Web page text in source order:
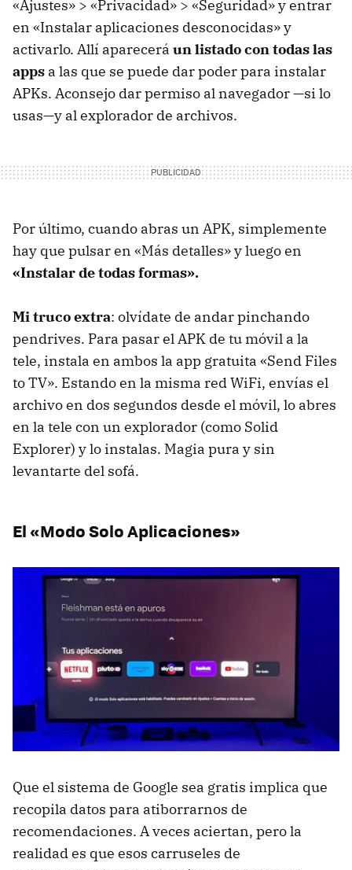
«Ajustes» > «Privacidad» > «Seguridad» y entrar
en «Instalar aplicaciones desconocidas» y
activarlo. Allí aparecerá un listado con todas las
apps a las que se puede dar poder para instalar
APKs. Aconsejo dar permiso al navegador —si lo
usas—y al explorador de archivos.
Por último, cuando abras un APK, simplemente
hay que pulsar en «Más detalles» y luego en
«Instalar de todas formas».
Mi truco extra: olvídate de andar pinchando
pendrives. Para pasar el APK de tu móvil a la
tele, instala en ambos la app gratuita «Send Files
to TV». Estando en la misma red WiFi, envías el
archivo en dos segundos desde el móvil, lo abres
en la tele con un explorador (como Solid
Explorer) y lo instalas. Magia pura y sin
levantarte del sofá.
El «Modo Solo Aplicaciones»
Que el sistema de Google sea gratis implica que
recopila datos para atiborrarnos de
recomendaciones. A veces aciertan, pero la
realidad es que esos carruseles de